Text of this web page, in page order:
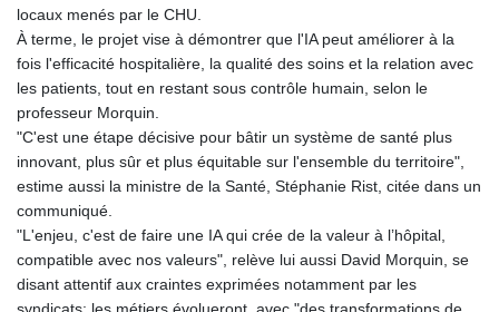
locaux menés par le CHU.
À terme, le projet vise à démontrer que l'IA peut améliorer à la
fois l'efficacité hospitalière, la qualité des soins et la relation avec
les patients, tout en restant sous contrôle humain, selon le
professeur Morquin.
"C'est une étape décisive pour bâtir un système de santé plus
innovant, plus sûr et plus équitable sur l'ensemble du territoire",
estime aussi la ministre de la Santé, Stéphanie Rist, citée dans un
communiqué.
"L'enjeu, c'est de faire une IA qui crée de la valeur à l’hôpital,
compatible avec nos valeurs", relève lui aussi David Morquin, se
disant attentif aux craintes exprimées notamment par les